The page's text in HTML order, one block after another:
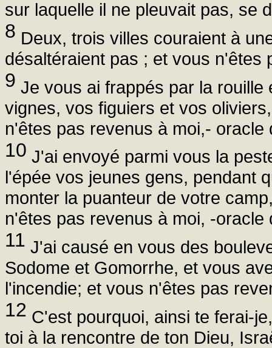
sur laquelle il ne pleuvait pas, se
8 Deux, trois villes couraient à
désaltéraient pas ; et vous n'êtes
9 Je vous ai frappés par la
vignes, vos figuiers et vos
n'êtes pas revenus à moi,- oracle
10 J'ai envoyé parmi vous la
l'épée vos jeunes gens, pendant
monter la puanteur de votre
n'êtes pas revenus à moi, -oracle
11 J'ai causé en vous des
Sodome et Gomorrhe, et vous
l'incendie; et vous n'êtes pas
12 C'est pourquoi, ainsi te ferai-
toi à la rencontre de ton Dieu,